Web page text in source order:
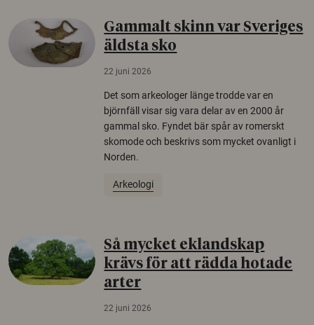
Gammalt skinn var Sveriges
äldsta sko
22 juni 2026
Det som arkeologer länge trodde var en
björnfäll visar sig vara delar av en 2000 år
gammal sko. Fyndet bär spår av romerskt
skomode och beskrivs som mycket ovanligt i
Norden.
Arkeologi
Så mycket eklandskap
krävs för att rädda hotade
arter
22 juni 2026